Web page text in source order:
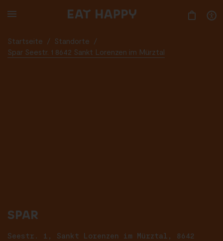
TO
Startseite / Standorte
/
Spar Seestr. 1 8642 Sankt Lorenzen im Mürztal
SPAR
Seestr. 1, Sankt Lorenzen im Mürztal, 8642